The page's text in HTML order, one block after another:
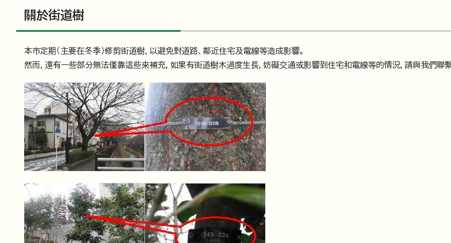
關於街道樹
本市定期（主要在冬季）修剪街道樹，以避免對道路、鄰近住宅及電線等造成影響。
然而，還有一些部分無法僅靠這些來補充，如果有街道樹木過度生長，妨礙交通或影響到住宅和電線等的情況，請與我們聯